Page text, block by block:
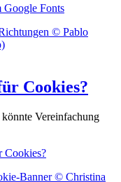
Google Fonts
Cookies?
Vereinfachung
Cookies?